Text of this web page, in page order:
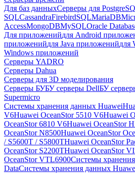
Для баз данныхСерверы для
SQLCassandraFirebirdSQLMariaDB
AccessMongoDBMySQLOracle
Для приложенийдля Android
приложенийдля Java приложенийдля
Windows приложений
Серверы YADRO
Серверы Dahua
Серверы для 3D моделирования
Серверы БУБУ серверы DellБУ
Supermicro
Системы хранения данных Huawei
V6Huawei OceanStor 5510 V6Huawei
OceanStor 6810 V6Huawei OceanStor
OceanStor N8500Huawei OceanStor
/ S5600T / S5800THuawei OceanStor
OceanStor S2200THuawei OceanStor
OceanStor VTL6900Системы
DataСистемы хранения данных